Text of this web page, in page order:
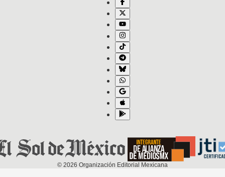
© 2026 Organización Editorial Mexicana